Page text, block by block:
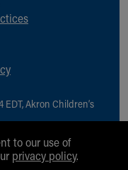
Akron Children‘s
to our use of
privacy policy.